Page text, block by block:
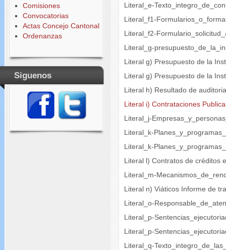
Comisiones
Convocatorias
Actas Concejo Cantonal
Ordenanzas
Siguenos
Literal_e-
Literal_f1-
Literal_f2-
Literal_g-
Literal g) Presupuesto de la
Literal g) Presupuesto de la
Literal h) Resultado de
Literal i) Contrataciones
Literal_j-
Literal_k-
Literal_k-
Literal l) Contratos de créditos
Literal_m-
Literal n) Viáticos Informe de
Literal_o-
Literal_p-
Literal_p-
Literal_q-